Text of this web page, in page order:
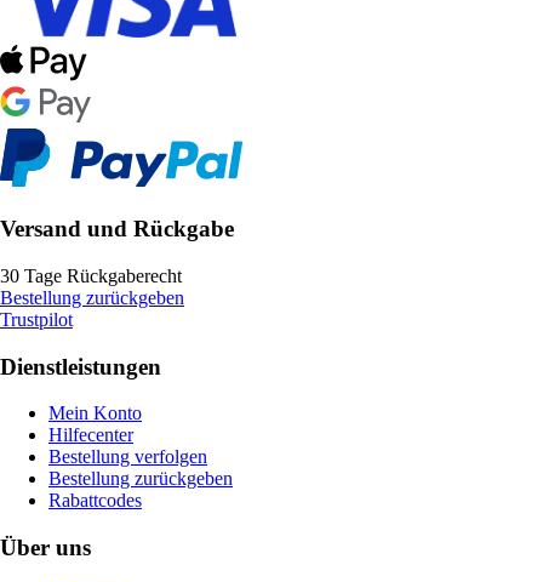
Versand und Rückgabe
30 Tage Rückgaberecht
Bestellung zurückgeben
Trustpilot
Dienstleistungen
Mein Konto
Hilfecenter
Bestellung verfolgen
Bestellung zurückgeben
Rabattcodes
Über uns